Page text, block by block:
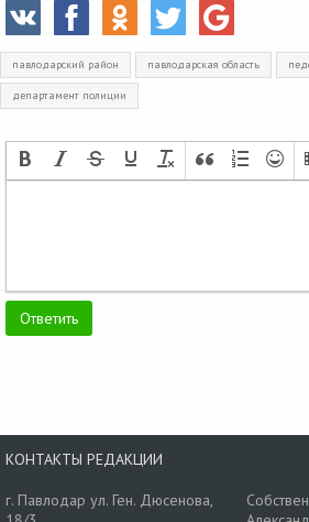
павлодарский район павлодарская область
департамент полиции
КОНТАКТЫ РЕДАКЦИИ
г. Павлодар ул. Ген. Дюсенова,